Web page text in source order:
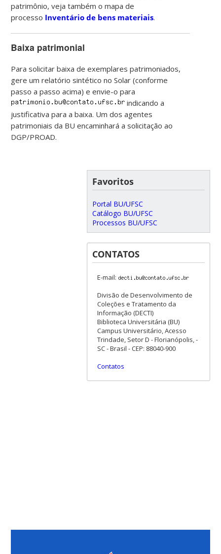
patrimônio, veja também o mapa de
processo Inventário de bens materiais.
Baixa patrimonial
Para solicitar baixa de exemplares patrimoniados,
gere um relatório sintético no Solar (conforme
passo a passo acima) e envie-o para
indicando a
justificativa para a baixa. Um dos agentes
patrimoniais da BU encaminhará a solicitação ao
DGP/PROAD.
Favoritos
Portal BU/UFSC
Catálogo BU/UFSC
Processos BU/UFSC
CONTATOS
E-mail:
Divisão de Desenvolvimento de
Coleções e Tratamento da
Informação (DECTI)
Biblioteca Universitária (BU)
Campus Universitário, Acesso
Trindade, Setor D - Florianópolis, -
SC - Brasil - CEP: 88040-900
Contatos